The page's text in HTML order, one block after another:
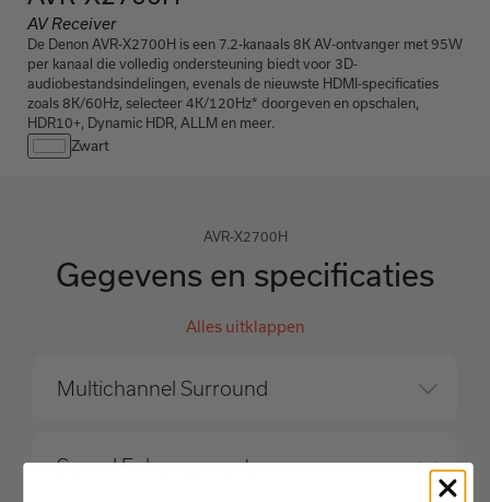
AV Receiver
De Denon AVR-X2700H is een 7.2-kanaals 8K AV-ontvanger met 95W
per kanaal die volledig ondersteuning biedt voor 3D-
audiobestandsindelingen, evenals de nieuwste HDMI-specificaties
zoals 8K/60Hz, selecteer 4K/120Hz* doorgeven en opschalen,
HDR10+, Dynamic HDR, ALLM en meer.
Zwart
AVR-X2700H
Gegevens en specificaties
Alles uitklappen
Multichannel Surround
Sound Enhancements